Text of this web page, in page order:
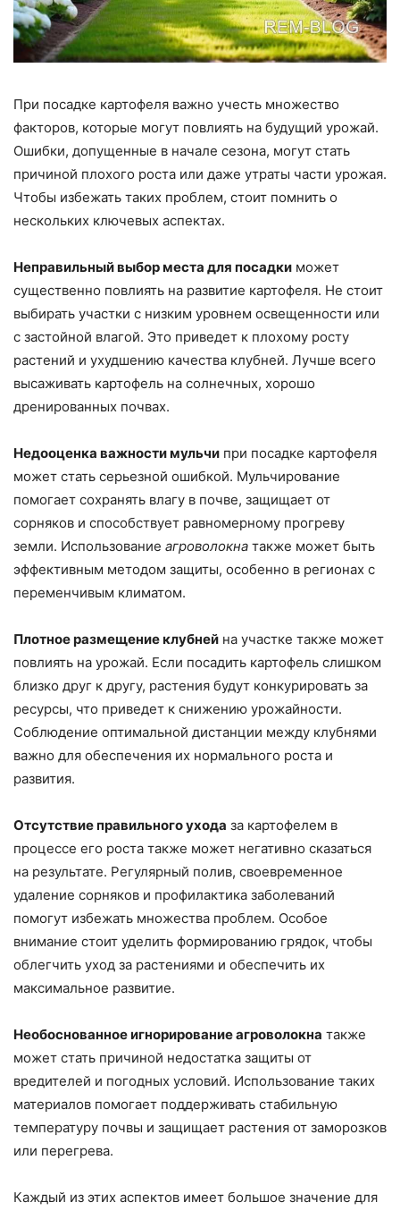
При посадке картофеля важно учесть множество
факторов, которые могут повлиять на будущий урожай.
Ошибки, допущенные в начале сезона, могут стать
причиной плохого роста или даже утраты части урожая.
Чтобы избежать таких проблем, стоит помнить о
нескольких ключевых аспектах.
Неправильный выбор места для посадки может
существенно повлиять на развитие картофеля. Не стоит
выбирать участки с низким уровнем освещенности или
с застойной влагой. Это приведет к плохому росту
растений и ухудшению качества клубней. Лучше всего
высаживать картофель на солнечных, хорошо
дренированных почвах.
Недооценка важности мульчи при посадке картофеля
может стать серьезной ошибкой. Мульчирование
помогает сохранять влагу в почве, защищает от
сорняков и способствует равномерному прогреву
земли. Использование агроволокна также может быть
эффективным методом защиты, особенно в регионах с
переменчивым климатом.
Плотное размещение клубней на участке также может
повлиять на урожай. Если посадить картофель слишком
близко друг к другу, растения будут конкурировать за
ресурсы, что приведет к снижению урожайности.
Соблюдение оптимальной дистанции между клубнями
важно для обеспечения их нормального роста и
развития.
Отсутствие правильного ухода за картофелем в
процессе его роста также может негативно сказаться
на результате. Регулярный полив, своевременное
удаление сорняков и профилактика заболеваний
помогут избежать множества проблем. Особое
внимание стоит уделить формированию грядок, чтобы
облегчить уход за растениями и обеспечить их
максимальное развитие.
Необоснованное игнорирование агроволокна также
может стать причиной недостатка защиты от
вредителей и погодных условий. Использование таких
материалов помогает поддерживать стабильную
температуру почвы и защищает растения от заморозков
или перегрева.
Каждый из этих аспектов имеет большое значение для